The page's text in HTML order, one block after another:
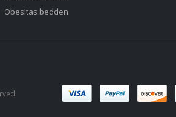
Obesitas bedden